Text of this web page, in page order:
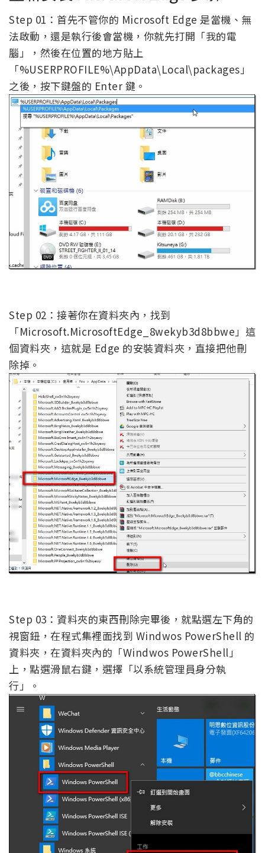
Step 01：首先不管你的 Microsoft Edge 是當機、無
法啟動，還是執行後會當機，你就先打開「我的電
腦」，然後在位置的地方貼上
「%USERPROFILE%\AppData\Local\packages」
之後，按下鍵盤的 Enter 鍵。
Step 02：接著你在資料夾內，找到
「Microsoft.MicrosoftEdge_8wekyb3d8bbwe」這
個資料夾，這就是 Edge 的安裝資料夾，直接把他刪
除掉。
Step 03：資料夾的東西刪除完畢後，就點選左下角的
視窗鈕，在程式集裡面找到 Windwos PowerShell 的
資料夾，在資料夾內的「Windwos PowerShell」
上，點選滑鼠右鍵，選擇「以系統管理員身分執
行」。